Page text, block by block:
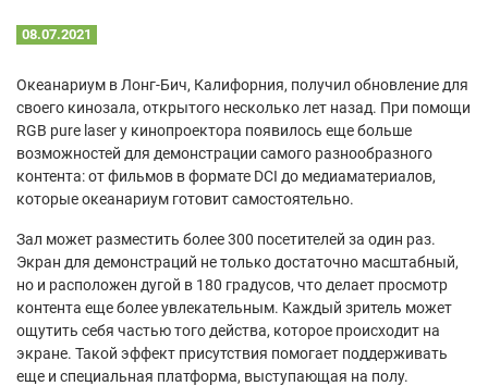
08.07.2021
Океанариум в Лонг-Бич, Калифорния, получил обновление для
своего кинозала, открытого несколько лет назад. При помощи
RGB pure laser у кинопроектора появилось еще больше
возможностей для демонстрации самого разнообразного
контента: от фильмов в формате DCI до медиаматериалов,
которые океанариум готовит самостоятельно.
Зал может разместить более 300 посетителей за один раз.
Экран для демонстраций не только достаточно масштабный,
но и расположен дугой в 180 градусов, что делает просмотр
контента еще более увлекательным. Каждый зритель может
ощутить себя частью того действа, которое происходит на
экране. Такой эффект присутствия помогает поддерживать
еще и специальная платформа, выступающая на полу.